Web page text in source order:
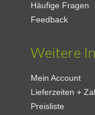
Häufige Fragen
Feedback
Weitere
Mein Account
Lieferzeiten +
Preisliste